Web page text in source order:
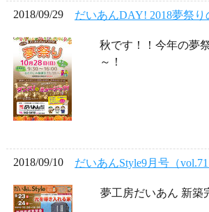
2018/09/29 だいあんDAY! 2018夢祭り
秋です！！今年の夢
～！
2018/09/10 だいあんStyle9月号（
夢工房だいあん 新築